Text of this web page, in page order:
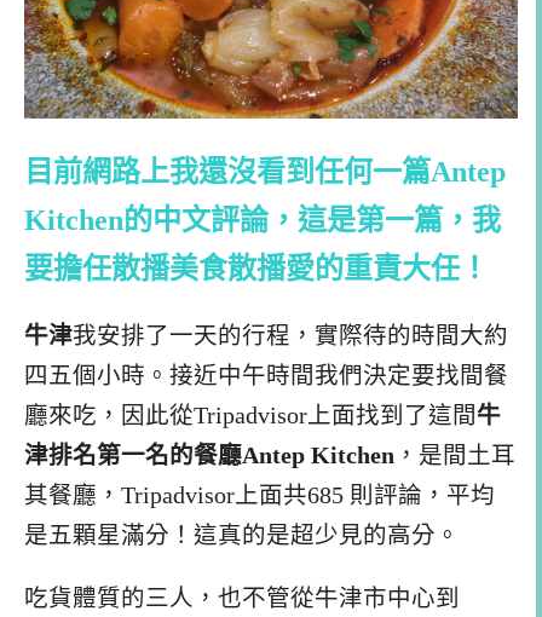
目前網路上我還沒看到任何一篇Antep
Kitchen的中文評論，這是第一篇，我
要擔任散播美食散播愛的重責大任！
牛津我安排了一天的行程，實際待的時間大約
四五個小時。接近中午時間我們決定要找間餐
廳來吃，因此從Tripadvisor上面找到了這間牛
津排名第一名的餐廳Antep Kitchen ，是間土耳
其餐廳，Tripadvisor上面共685 則評論，平均
是五顆星滿分！這真的是超少見的高分。
吃貨體質的三人，也不管從牛津市中心到